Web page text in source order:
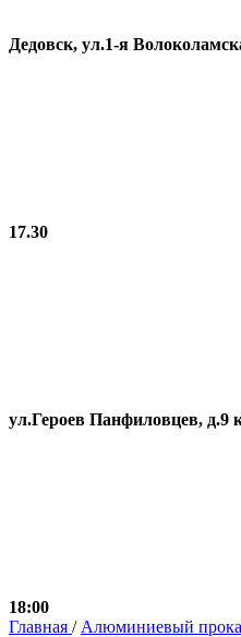
Дедовск, ул.1-я
17.30
ул.Героев Панфиловцев, д.9
18:00
Главная / Алюминиевый